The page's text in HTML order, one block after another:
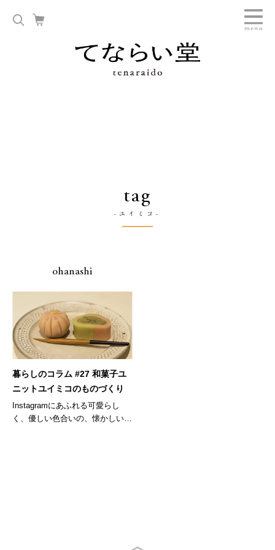
tag
-ユイミコ-
ohanashi
暮らしのコラム #27 和菓子ユ
ニットユイミコのものづくり
Instagramにあふれる可愛らし
く、優しい色合いの、懐かしい